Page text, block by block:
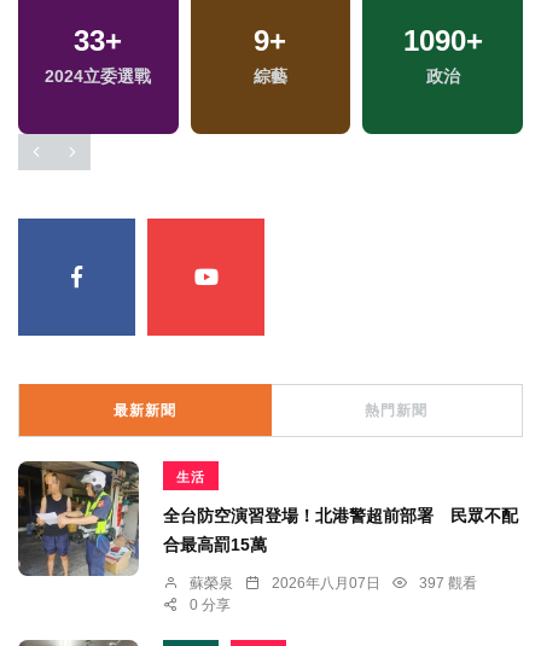
33+
2024立委選戰
9+
綜藝
1090+
政治
最新新聞 熱門新聞
生活
全台防空演習登場！北港警超前部署 民眾不配
合最高罰15萬
蘇榮泉 2026年八月07日
397 觀看
0 分享